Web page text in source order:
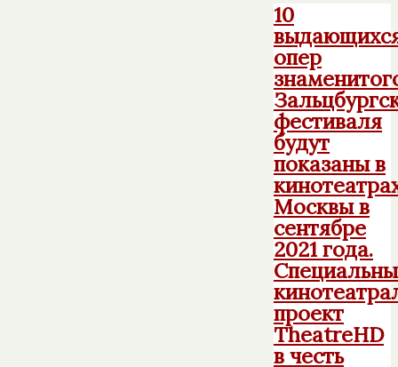
10
опер
фестиваля
будут
показаны в
Москвы в
сентябре
2021 года.
проект
TheatreHD
в честь